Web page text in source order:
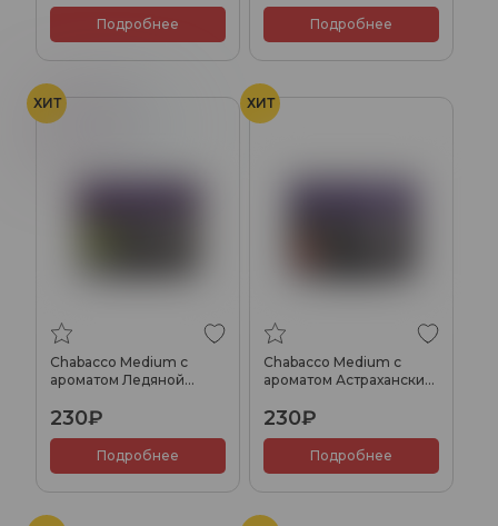
Подробнее Подробнее
ХИТ
Chabacco Medium с
ароматом Ледяной
40гр.
230₽
Подробнее
ХИТ
Chabacco Medium с
ароматом Астраханский
Astrakhan), 40гр.
230₽
Подробнее